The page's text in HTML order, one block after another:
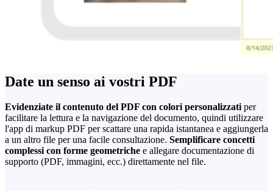
Date un senso ai vostri PDF
Evidenziate il contenuto del PDF con colori personalizzatiper
facilitare la lettura e la navigazione del documento, quindi utilizzare
l'app di markup PDF per scattare una rapida istantanea e aggiungerla
a un altro file per una facile consultazione. Semplificare concetti
complessi con forme geometriche e allegare documentazione di
supporto (PDF, immagini, ecc.) direttamente nel file.